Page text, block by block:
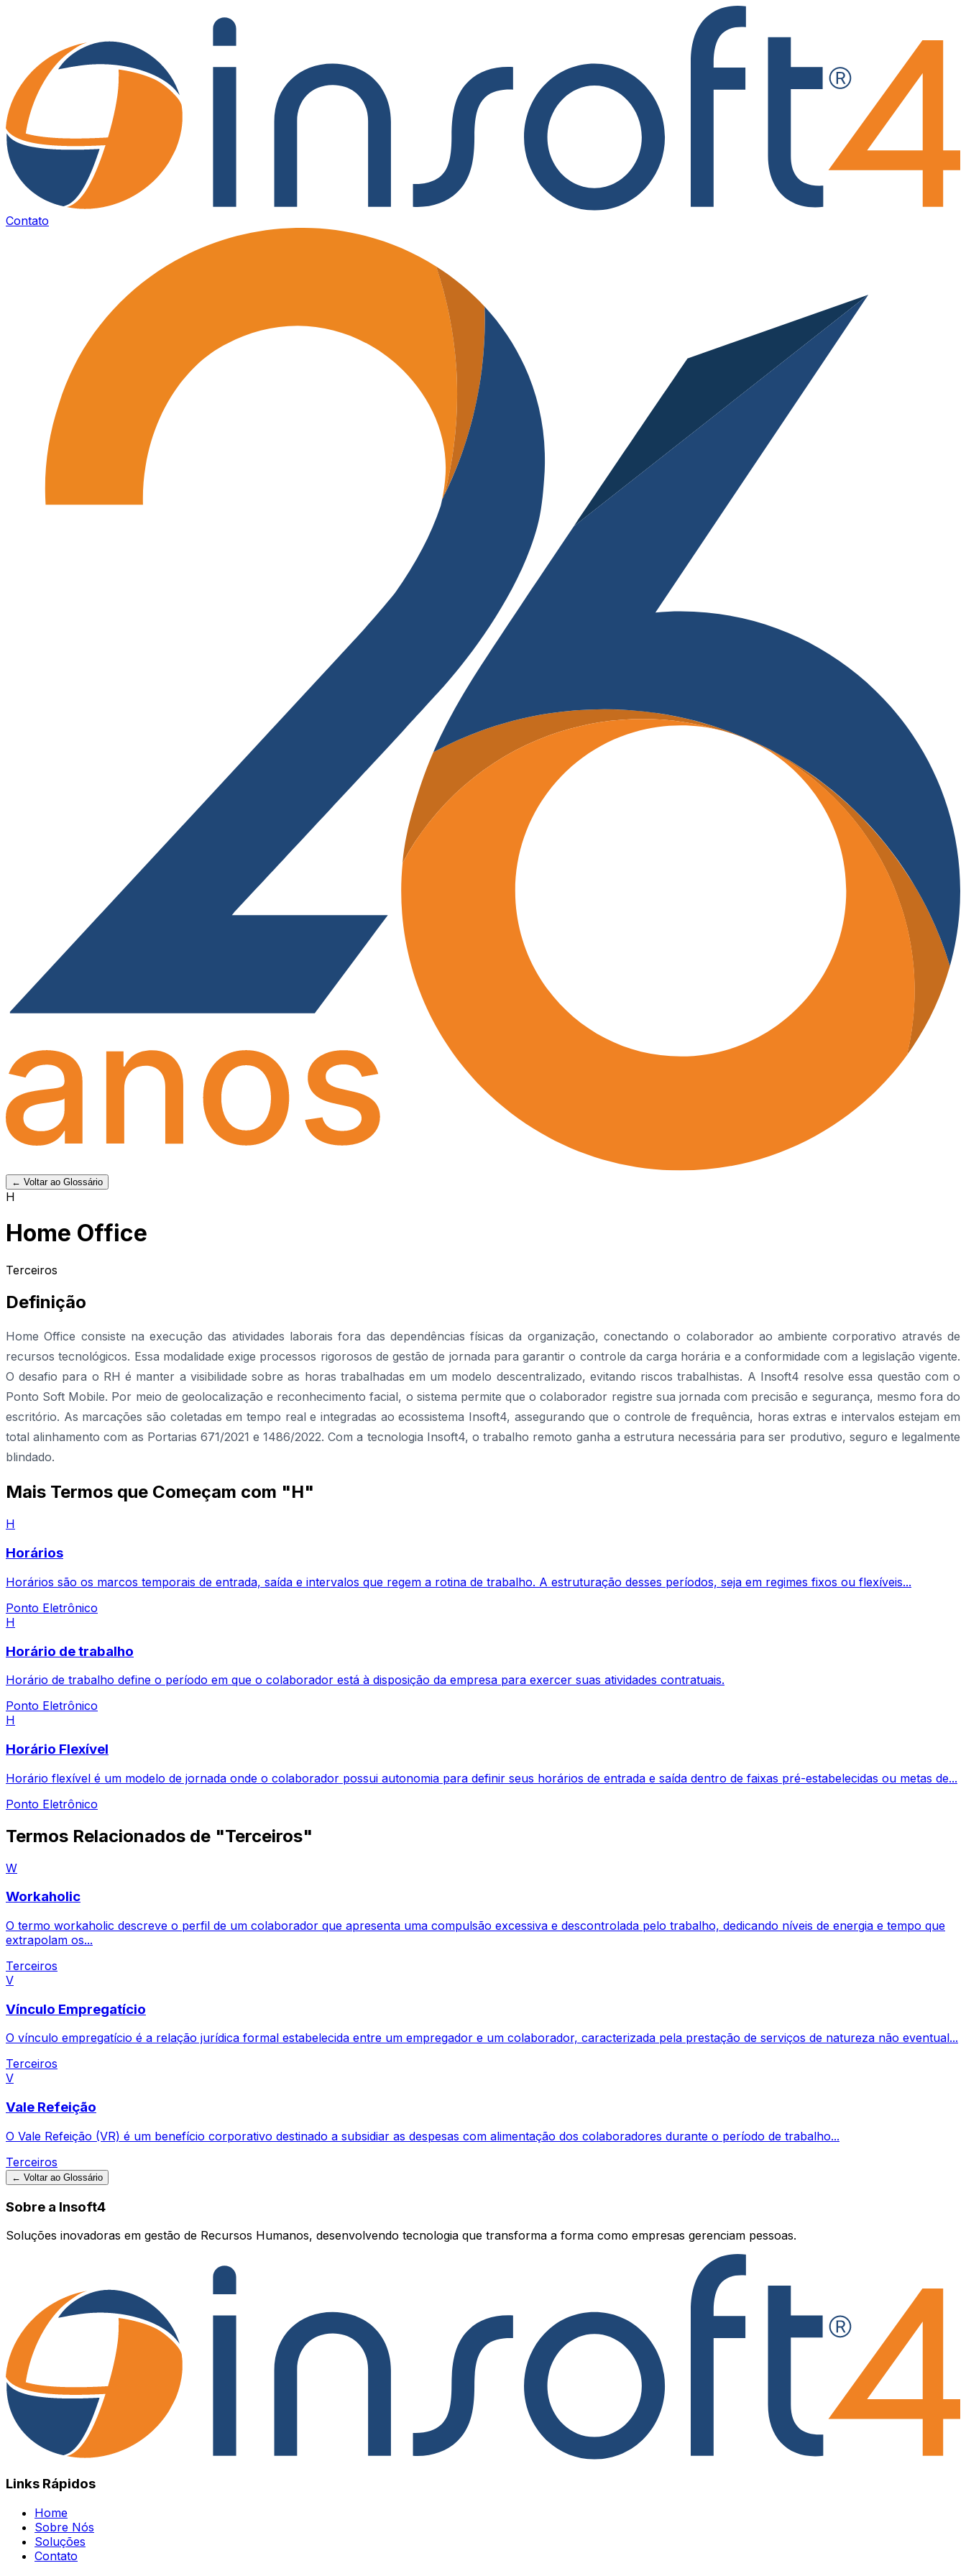
Contato
← Voltar ao Glossário
H
Home Office
Terceiros
Definição
Home Office consiste na execução das atividades laborais fora das dependências físicas da organização, conectando o colaborador ao ambiente corporativo através de
recursos tecnológicos. Essa modalidade exige processos rigorosos de gestão de jornada para garantir o controle da carga horária e a conformidade com a legislação vigente.
O desafio para o RH é manter a visibilidade sobre as horas trabalhadas em um modelo descentralizado, evitando riscos trabalhistas. A Insoft4 resolve essa questão com o
Ponto Soft Mobile. Por meio de geolocalização e reconhecimento facial, o sistema permite que o colaborador registre sua jornada com precisão e segurança, mesmo fora do
escritório. As marcações são coletadas em tempo real e integradas ao ecossistema Insoft4, assegurando que o controle de frequência, horas extras e intervalos estejam em
total alinhamento com as Portarias 671/2021 e 1486/2022. Com a tecnologia Insoft4, o trabalho remoto ganha a estrutura necessária para ser produtivo, seguro e legalmente
blindado.
Mais Termos que Começam com "H"
H
Horários
Horários são os marcos temporais de entrada, saída e intervalos que regem a rotina de trabalho. A estruturação desses períodos, seja em regimes fixos ou flexíveis...
Ponto Eletrônico
H
Horário de trabalho
Horário de trabalho define o período em que o colaborador está à disposição da empresa para exercer suas atividades contratuais.
Ponto Eletrônico
H
Horário Flexível
Horário flexível é um modelo de jornada onde o colaborador possui autonomia para definir seus horários de entrada e saída dentro de faixas pré-estabelecidas ou metas de...
Ponto Eletrônico
Termos Relacionados de "Terceiros"
W
Workaholic
O termo workaholic descreve o perfil de um colaborador que apresenta uma compulsão excessiva e descontrolada pelo trabalho, dedicando níveis de energia e tempo que
extrapolam os...
Terceiros
V
Vínculo Empregatício
O vínculo empregatício é a relação jurídica formal estabelecida entre um empregador e um colaborador, caracterizada pela prestação de serviços de natureza não eventual...
Terceiros
V
Vale Refeição
O Vale Refeição (VR) é um benefício corporativo destinado a subsidiar as despesas com alimentação dos colaboradores durante o período de trabalho...
Terceiros
← Voltar ao Glossário
Sobre a Insoft4
Soluções inovadoras em gestão de Recursos Humanos, desenvolvendo tecnologia que transforma a forma como empresas gerenciam pessoas.
Links Rápidos
Home
Sobre Nós
Soluções
Contato